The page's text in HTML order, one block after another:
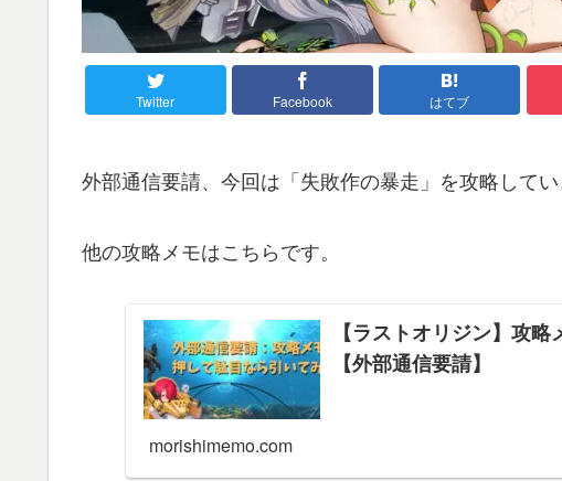
Twitter Facebook はてブ
外部通信要請、今回は「失敗作の暴走」を攻略してい
他の攻略メモはこちらです。
【ラストオリジン】攻
【外部通信要請】
morishimemo.com